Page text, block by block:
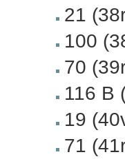
21
100
70
116 B
19
71